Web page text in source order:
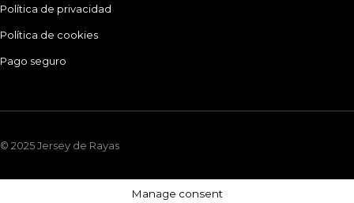
Política de privacidad
Política de cookies
Pago seguro
© 2025 Jersey de Rayas
Manage consent